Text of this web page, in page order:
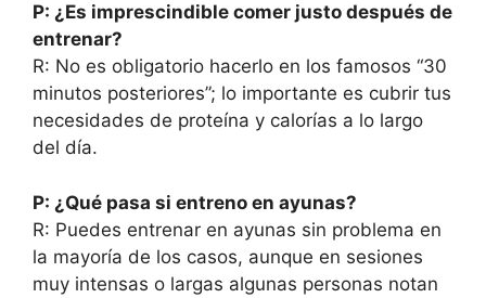
P: ¿Es imprescindible comer justo después de
entrenar?
R: No es obligatorio hacerlo en los famosos “30
minutos posteriores”; lo importante es cubrir tus
necesidades de proteína y calorías a lo largo
del día.
P: ¿Qué pasa si entreno en ayunas?
R: Puedes entrenar en ayunas sin problema en
la mayoría de los casos, aunque en sesiones
muy intensas o largas algunas personas notan